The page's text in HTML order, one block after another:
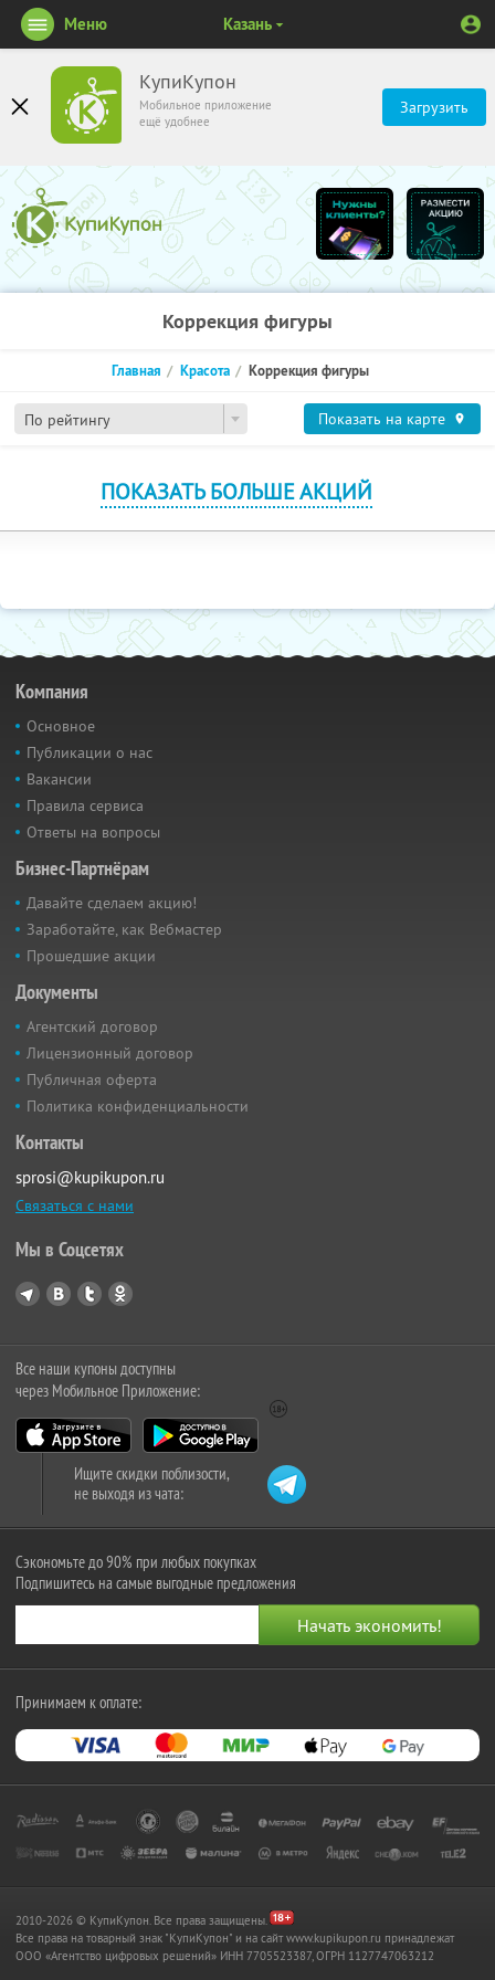
КупиКупон
Мобильное приложение
ещё удобнее
Загрузить
Меню Казань
Коррекция фигуры
По рейтингу
Главная Красота Коррекция фигуры
Показать на карте
ПОКАЗАТЬ БОЛЬШЕ АКЦИЙ
Компания
Основное
Публикации о нас
Вакансии
Правила сервиса
Ответы на вопросы
Бизнес-Партнёрам
Давайте сделаем акцию!
Заработайте, как Вебмастер
Прошедшие акции
Документы
Агентский договор
Лицензионный договор
Публичная оферта
Политика конфиденциальности
Контакты
sprosi@kupikupon.ru
Связаться с нами
Мы в Соцсетях
Все наши купоны доступны
через Мобильное Приложение:
Ищите скидки поблизости,
не выходя из чата:
Сэкономьте до 90% при любых покупках
Подпишитесь на самые выгодные предложения
Принимаем к оплате:
2010-2026 © КупиКупон. Все права защищены.
Все права на товарный знак "КупиКупон" и на сайт www.kupikupon.ru принадлежат
OOO «Агентство цифровых решений» ИНН 7705523387, ОГРН 1127747063212